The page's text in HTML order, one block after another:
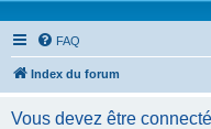
FAQ
Index du forum
Vous devez être